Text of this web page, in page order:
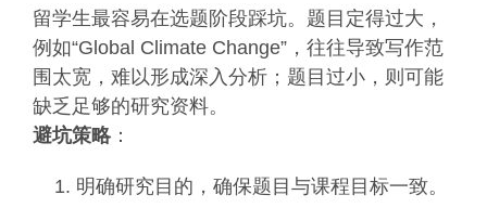
留学生最容易在选题阶段踩坑。题目定得过大，
例如“Global Climate Change”，往往导致写作范
围太宽，难以形成深入分析；题目过小，则可能
缺乏足够的研究资料。
避坑策略 ：
明确研究目的，确保题目与课程目标一致。